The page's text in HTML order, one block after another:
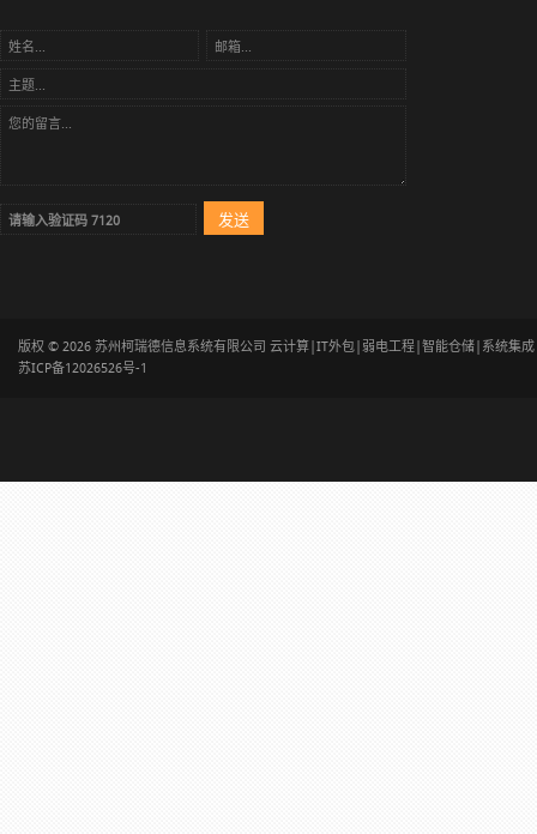
版权 © 2026 苏州柯瑞德信息系统有限公司 云计算|IT外包|弱电工程|智能仓储|系统集
苏ICP备12026526号-1